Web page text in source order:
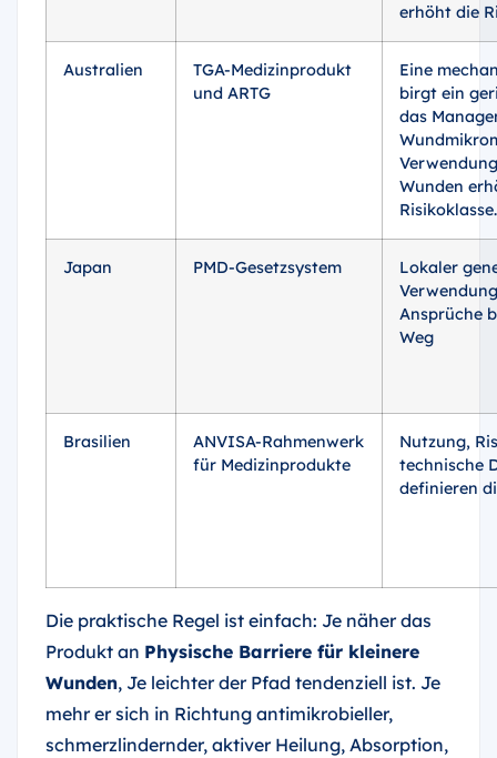
erhöht die
Australien
TGA-Medizinprodukt
und ARTG
Eine
birgt ein
das
Wunden
Risikoklasse.
Japan PMD-Gesetzsystem
Lokaler
Ansprüche
Weg
Brasilien
ANVISA-Rahmenwerk
für Medizinprodukte
Nutzung,
technische
definieren
Die praktische Regel ist einfach: Je näher das
Produkt an Physische Barriere für kleinere
Wunden, Je leichter der Pfad tendenziell ist. Je
mehr er sich in Richtung antimikrobieller,
schmerzlindernder, aktiver Heilung, Absorption,